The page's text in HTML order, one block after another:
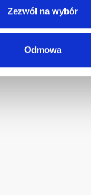
Zezwól na wybór
Odmowa
mail
NT sp. z o.o.,